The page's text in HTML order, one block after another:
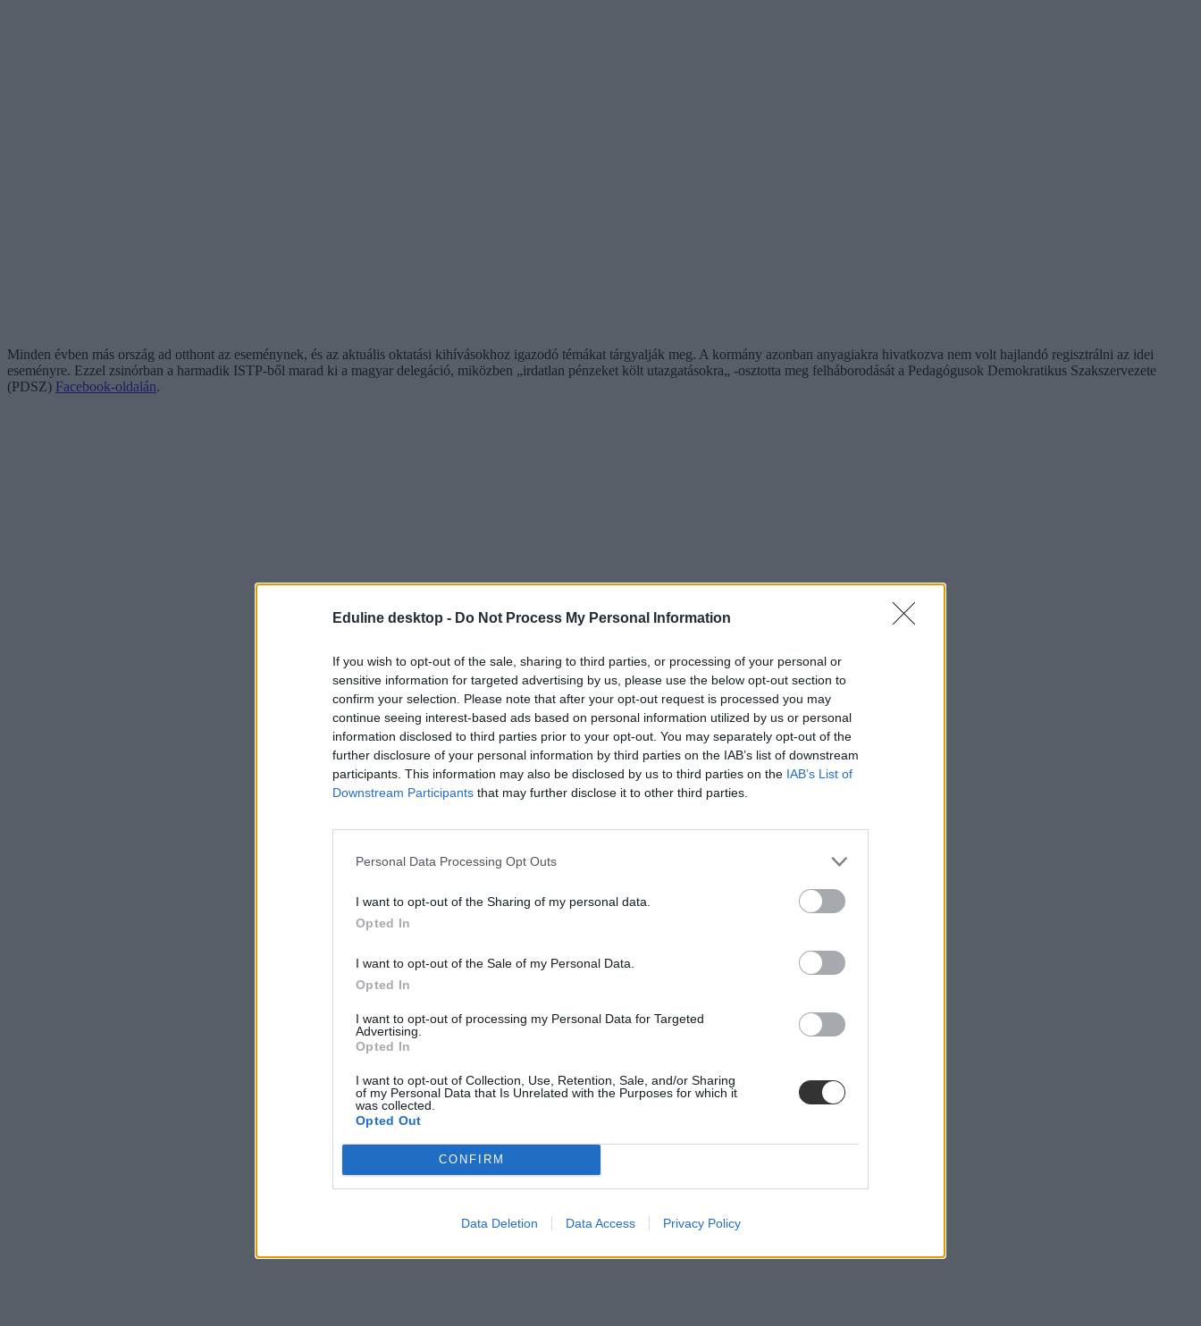
Eduline desktop - Do Not Process My Personal Information
If you wish to opt-out of the sale, sharing to third parties, or processing of your personal or
sensitive information for targeted advertising by us, please use the below opt-out section to
confirm your selection. Please note that after your opt-out request is processed you may
continue seeing interest-based ads based on personal information utilized by us or personal
information disclosed to third parties prior to your opt-out. You may separately opt-out of the
further disclosure of your personal information by third parties on the IAB’s list of downstream
participants. This information may also be disclosed by us to third parties on the IAB’s List of
Downstream Participants that may further disclose it to other third parties.
Personal Data Processing Opt Outs
I want to opt-out of the Sharing of my personal data.
Opted In
I want to opt-out of the Sale of my Personal Data.
Opted In
I want to opt-out of processing my Personal Data for Targeted
Advertising.
Opted In
I want to opt-out of Collection, Use, Retention, Sale, and/or Sharing
of my Personal Data that Is Unrelated with the Purposes for which it
was collected.
Opted Out
CONFIRM
Data Deletion Data Access Privacy Policy
Minden évben más ország ad otthont az eseménynek, és az aktuális oktatási kihívásokhoz igazodó témákat tárgyalják meg. A kormány azonban anyagiakra hivatkozva nem volt hajlandó regisztrálni az idei
eseményre. Ezzel zsinórban a harmadik ISTP-ből marad ki a magyar delegáció, miközben „irdatlan pénzeket költ utazgatásokra„ -osztotta meg felháborodását a Pedagógusok Demokratikus Szakszervezete
(PDSZ) Facebook-oldalán.